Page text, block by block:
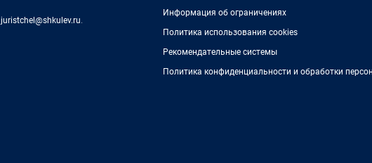
juristchel@shkulev.ru.
Информация об ограничениях
Политика использования cookies
Рекомендательные системы
Политика конфиденциальности и обработки